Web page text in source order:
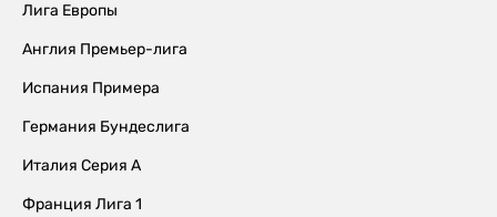
Лига Европы
Англия Премьер-лига
Испания Примера
Германия Бундеслига
Италия Серия А
Франция Лига 1